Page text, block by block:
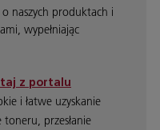
o naszych produktach i
wypełniając
z portalu
i łatwe uzyskanie
przesłanie